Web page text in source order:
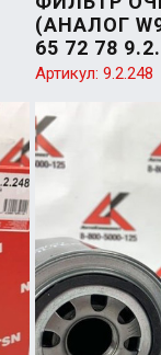
(АНАЛОГ
65 72 78
Артикул: 9.2.248